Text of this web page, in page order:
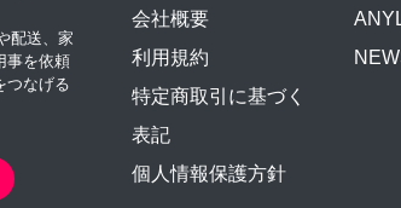
配送、家
事を依頼
つなげる
会社概要
利用規約
特定商取引に基づく
表記
個人情報保護方針